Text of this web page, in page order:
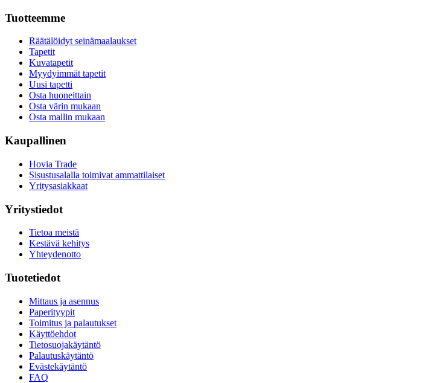
Tuotteemme
Räätälöidyt seinämaalaukset
Tapetit
Kuvatapetit
Myydyimmät tapetit
Uusi tapetti
Osta huoneittain
Osta värin mukaan
Osta mallin mukaan
Kaupallinen
Hovia Trade
Sisustusalalla toimivat ammattilaiset
Yritysasiakkaat
Yritystiedot
Tietoa meistä
Kestävä kehitys
Yhteydenotto
Tuotetiedot
Mittaus ja asennus
Paperityypit
Toimitus ja palautukset
Käyttöehdot
Tietosuojakäytäntö
Palautuskäytäntö
Evästekäytäntö
FAQ